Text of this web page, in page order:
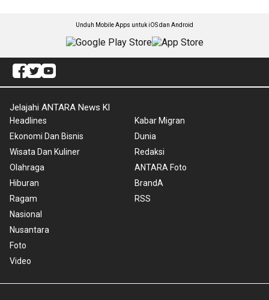
Unduh Mobile Apps untuk iOS dan Android
Jelajahi ANTARA News Kl
Headlines
Ekonomi Dan Bisnis
Wisata Dan Kuliner
Olahraga
Hiburan
Ragam
Nasional
Nusantara
Foto
Video
Kabar Migran
Dunia
Redaksi
ANTARA Foto
BrandA
RSS